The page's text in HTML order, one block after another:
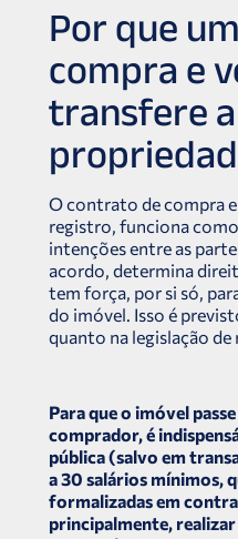
Por que
compra e
transfere a
O contrato de compra
registro, funciona
intenções entre as
acordo, determina
tem força, por si só,
do imóvel. Isso é
quanto na legislação
Para que o imóvel
comprador, é
pública (salvo em
a 30 salários mínimos,
formalizadas em
principalmente,